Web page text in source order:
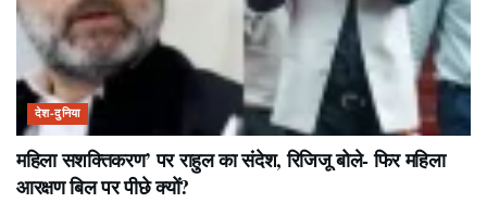
देश-दुनिया
महिला सशक्तिकरण’ पर राहुल का संदेश, रिजिजू बोले- फिर महिला
आरक्षण बिल पर पीछे क्यों?